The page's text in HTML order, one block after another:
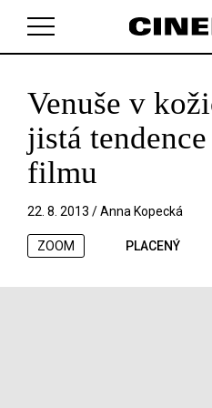
V košíku
Venuše v
jistá
filmu
22. 8. 2013 /Anna Kopecká
ZOOM PLACENÝ